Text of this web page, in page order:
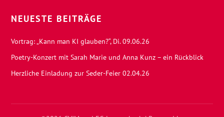
NEUESTE BEITRÄGE
Vortrag: „Kann man KI glauben?“, Di. 09.06.26
Poetry-Konzert mit Sarah Marie und Anna Kunz – ein Rückblick
Herzliche Einladung zur Seder-Feier 02.04.26